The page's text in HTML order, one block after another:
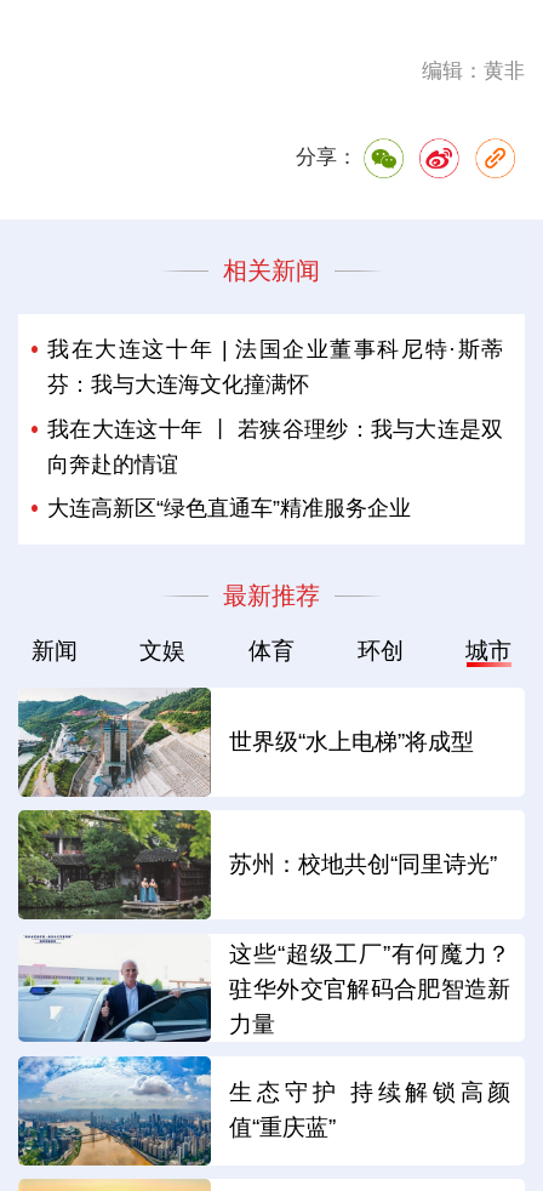
编辑：黄非
分享：
相关新闻
我在大连这十年 | 法国企业董事科尼特·斯蒂
芬：我与大连海文化撞满怀
我在大连这十年 丨 若狭谷理纱：我与大连是双
向奔赴的情谊
大连高新区“绿色直通车”精准服务企业
最新推荐
新闻 文娱 体育 环创 城市
世界级“水上电梯”将成型
苏州：校地共创“同里诗光”
这些“超级工厂”有何魔力？
驻华外交官解码合肥智造新
力量
生态守护 持续解锁高颜
值“重庆蓝”